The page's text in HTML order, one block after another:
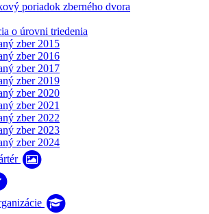
poriadok zberného dvora
o úrovni triedenia
zber 2015
zber 2016
zber 2017
zber 2019
zber 2020
zber 2021
zber 2022
zber 2023
zber 2024